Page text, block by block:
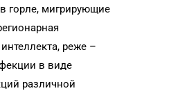
горле, мигрирующие
реже –
в виде
различной